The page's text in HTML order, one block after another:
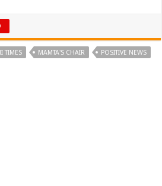
TIMES MAMTA'S CHAIR
POSITIVE NEWS